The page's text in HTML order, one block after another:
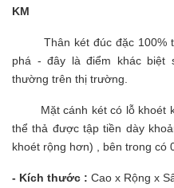
KM
Thân két đúc đặc 100%
phá - đây là điểm khác biệt
thường trên thị trường.
Mặt cánh két có lỗ khoét
thể thả được tập tiền dày
khoét rộng hơn)
, bên trong có
- Kích thước : Cao x Rộng x